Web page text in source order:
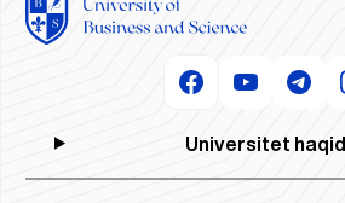
Universitet